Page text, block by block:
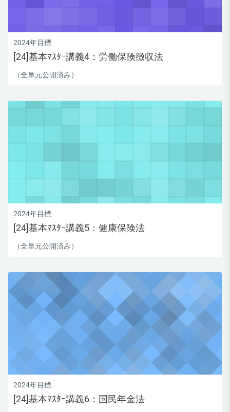
2024年目標
[24]基本ﾏｽﾀｰ講義4：労働保険徴収法
（全単元公開済み）
2024年目標
[24]基本ﾏｽﾀｰ講義5：健康保険法
（全単元公開済み）
2024年目標
[24]基本ﾏｽﾀｰ講義6：国民年金法